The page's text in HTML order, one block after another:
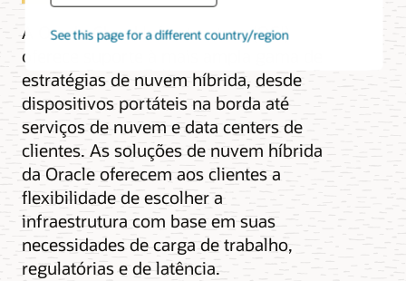
See this page for a different country/region
A Oracle Cloud Infrastructure (OCI)
oferece suporte à mais ampla gama de
estratégias de nuvem híbrida, desde
dispositivos portáteis na borda até
serviços de nuvem e data centers de
clientes. As soluções de nuvem híbrida
da Oracle oferecem aos clientes a
flexibilidade de escolher a
infraestrutura com base em suas
necessidades de carga de trabalho,
regulatórias e de latência.